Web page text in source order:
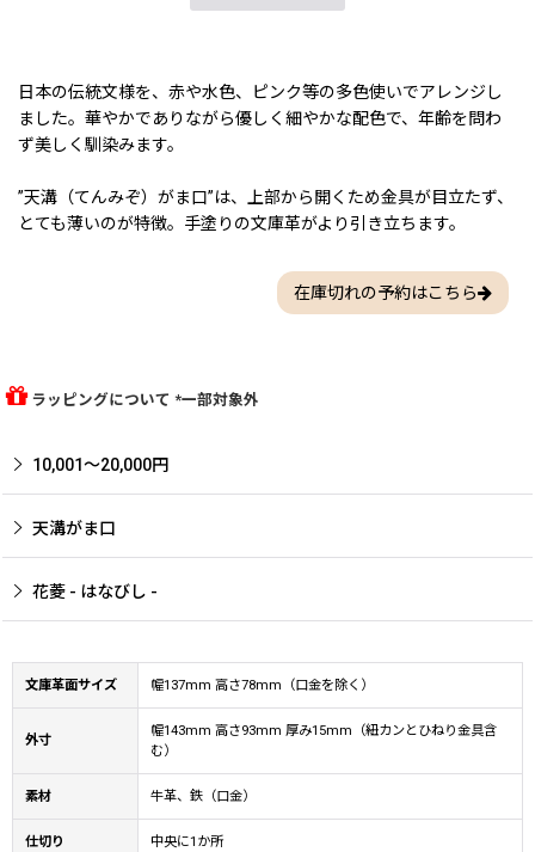
日本の伝統文様を、赤や水色、ピンク等の多色使いでアレンジし
ました。華やかでありながら優しく細やかな配色で、年齢を問わ
ず美しく馴染みます。
”天溝（てんみぞ）がま口”は、上部から開くため金具が目立たず、
とても薄いのが特徴。手塗りの文庫革がより引き立ちます。
在庫切れの予約はこちら
ラッピングについて *一部対象外
10,001〜20,000円
天溝がま口
花菱 - はなびし -
文庫革面サイズ 幅137mm 高さ78mm（口金を除く）
外寸
幅143mm 高さ93mm 厚み15mm（紐カンとひねり金具含
む）
素材 牛革、鉄（口金）
仕切り 中央に1か所